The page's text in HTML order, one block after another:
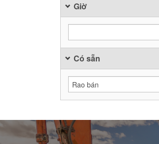
Giờ
Có sẵn